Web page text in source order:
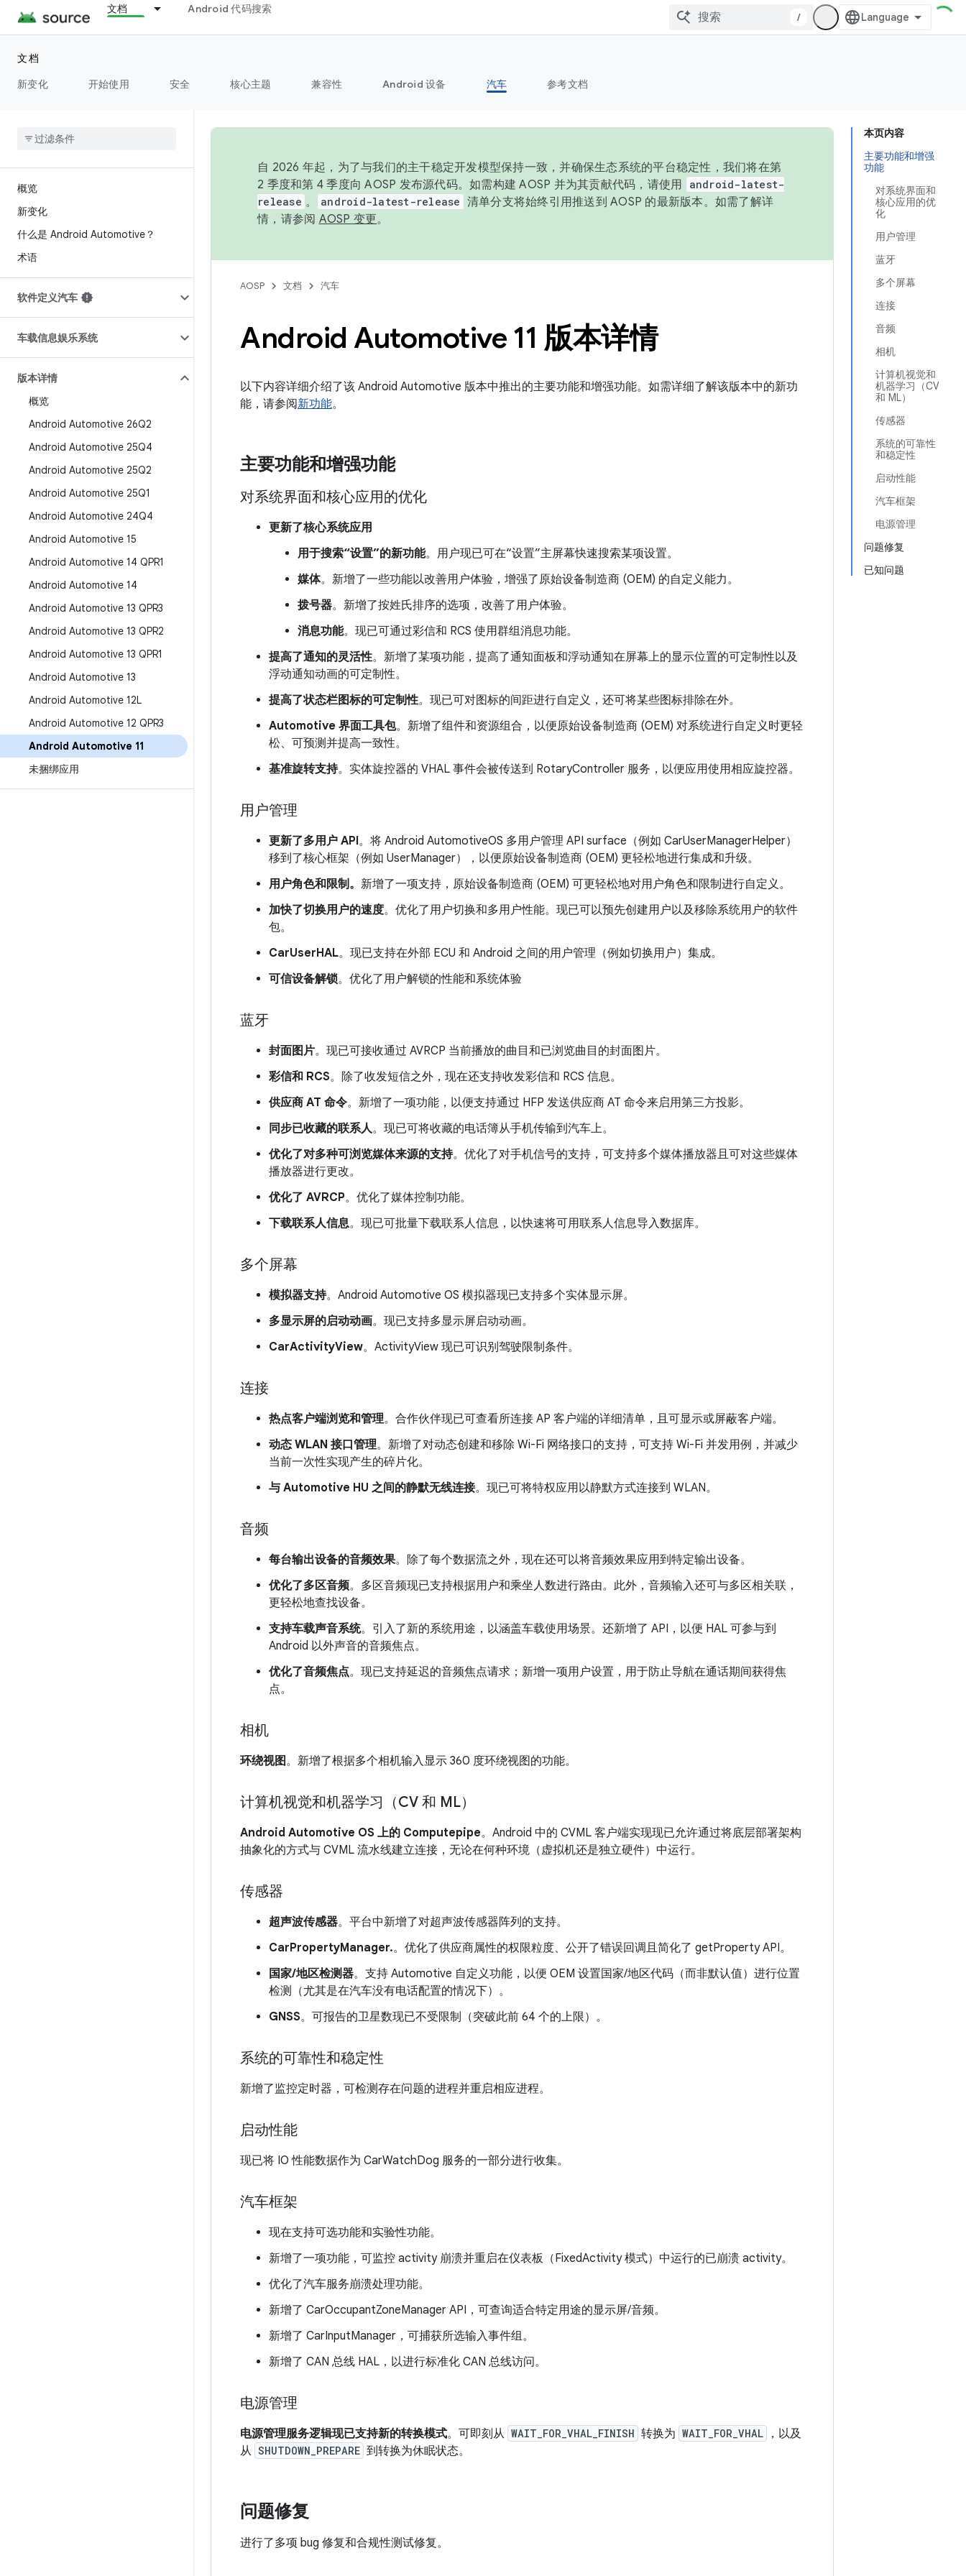
文档 Android 代码搜索
/
文档
新变化
开始使用 安全 核心主题 兼容性 Android 设备 汽车 参考文档
概览
新变化
什么是 Android Automotive？
术语
软件定义汽车
车载信息娱乐系统
版本详情
概览
Android Automotive 26Q2
Android Automotive 25Q4
Android Automotive 25Q2
Android Automotive 25Q1
Android Automotive 24Q4
Android Automotive 15
Android Automotive 14 QPR1
Android Automotive 14
Android Automotive 13 QPR3
Android Automotive 13 QPR2
Android Automotive 13 QPR1
Android Automotive 13
Android Automotive 12L
Android Automotive 12 QPR3
Android Automotive 11
未捆绑应用
本页内容
主要功能和增强
功能
对系统界面和
核心应用的优
化
用户管理
蓝牙
多个屏幕
连接
音频
相机
计算机视觉和
机器学习（CV
和 ML）
传感器
系统的可靠性
和稳定性
启动性能
汽车框架
电源管理
问题修复
已知问题
自 2026 年起，为了与我们的主干稳定开发模型保持一致，并确保生态系统的平台稳定性，我们将在第
2 季度和第 4 季度向 AOSP 发布源代码。如需构建 AOSP 并为其贡献代码，请使用
android-latest-
release 。 android-latest-release 清单分支将始终引用推送到 AOSP 的最新版本。如需了解详
情，请参阅 AOSP 变更。
AOSP 文档 汽车
Android Automotive 11 版本详情
以下内容详细介绍了该 Android Automotive 版本中推出的主要功能和增强功能。如需详细了解该版本中的新功
能，请参阅新功能。
主要功能和增强功能
对系统界面和核心应用的优化
更新了核心系统应用
用于搜索“设置”的新功能。用户现已可在“设置”主屏幕快速搜索某项设置。
媒体。新增了一些功能以改善用户体验，增强了原始设备制造商 (OEM) 的自定义能力。
拨号器。新增了按姓氏排序的选项，改善了用户体验。
消息功能。现已可通过彩信和 RCS 使用群组消息功能。
提高了通知的灵活性。新增了某项功能，提高了通知面板和浮动通知在屏幕上的显示位置的可定制性以及
浮动通知动画的可定制性。
提高了状态栏图标的可定制性。现已可对图标的间距进行自定义，还可将某些图标排除在外。
Automotive 界面工具包。新增了组件和资源组合，以便原始设备制造商 (OEM) 对系统进行自定义时更轻
松、可预测并提高一致性。
基准旋转支持。实体旋控器的 VHAL 事件会被传送到 RotaryController 服务，以便应用使用相应旋控器。
用户管理
更新了多用户 API。将 Android AutomotiveOS 多用户管理 API surface（例如 CarUserManagerHelper）
移到了核心框架（例如 UserManager），以便原始设备制造商 (OEM) 更轻松地进行集成和升级。
用户角色和限制。 新增了一项支持， 原始设备制造商 (OEM) 可更轻松地对用户角色和限制进行自定义。
加快了切换用户的速度。优化了用户切换和多用户性能。现已可以预先创建用户以及移除系统用户的软件
包。
CarUserHAL。现已支持在外部 ECU 和 Android 之间的用户管理（例如切换用户）集成。
可信设备解锁。优化了用户解锁的性能和系统体验
蓝牙
封面图片。现已可接收通过 AVRCP 当前播放的曲目和已浏览曲目的封面图片。
彩信和 RCS。除了收发短信之外，现在还支持收发彩信和 RCS 信息。
供应商 AT 命令。 新增了一项功能，以便支持通过 HFP 发送供应商 AT 命令来启用第三方投影。
同步已收藏的联系人。现已可将收藏的电话簿从手机传输到汽车上。
优化了对多种可浏览媒体来源的支持。优化了对手机信号的支持，可支持多个媒体播放器且可对这些媒体
播放器进行更改。
优化了 AVRCP。优化了媒体控制功能。
下载联系人信息。现已可批量下载联系人信息，以快速将可用联系人信息导入数据库。
多个屏幕
模拟器支持。Android Automotive OS 模拟器现已支持多个实体显示屏。
多显示屏的启动动画。现已支持多显示屏启动动画。
CarActivityView。ActivityView 现已可识别驾驶限制条件。
连接
热点客户端浏览和管理。合作伙伴现已可查看所连接 AP 客户端的详细清单，且可显示或屏蔽客户端。
动态 WLAN 接口管理。新增了对动态创建和移除 Wi-Fi 网络接口的支持，可支持 Wi-Fi 并发用例，并减少
当前一次性实现产生的碎片化。
与 Automotive HU 之间的静默无线连接。现已可将特权应用以静默方式连接到 WLAN。
音频
每台输出设备的音频效果。除了每个数据流之外，现在还可以将音频效果应用到特定输出设备。
优化了多区音频。多区音频现已支持根据用户和乘坐人数进行路由。此外，音频输入还可与多区相关联，
更轻松地查找设备。
支持车载声音系统。引入了新的系统用途，以涵盖车载使用场景。还新增了 API，以便 HAL 可参与到
Android 以外声音的音频焦点。
优化了音频焦点。现已支持延迟的音频焦点请求；新增一项用户设置，用于防止导航在通话期间获得焦
点。
相机
环绕视图。新增了根据多个相机输入显示 360 度环绕视图的功能。
计算机视觉和机器学习（CV 和 ML）
Android Automotive OS 上的 Computepipe。Android 中的 CVML 客户端实现现已允许通过将底层部署架构
抽象化的方式与 CVML 流水线建立连接，无论在何种环境（虚拟机还是独立硬件）中运行。
传感器
超声波传感器。平台中新增了对超声波传感器阵列的支持。
CarPropertyManager.。优化了供应商属性的权限粒度、公开了错误回调且简化了 getProperty API。
国家/地区检测器。支持 Automotive 自定义功能，以便 OEM 设置国家/地区代码（而非默认值）进行位置
检测（尤其是在汽车没有电话配置的情况下）。
GNSS。可报告的卫星数现已不受限制（突破此前 64 个的上限）。
系统的可靠性和稳定性
新增了监控定时器，可检测存在问题的进程并重启相应进程。
启动性能
现已将 IO 性能数据作为 CarWatchDog 服务的一部分进行收集。
汽车框架
现在支持可选功能和实验性功能。
新增了一项功能，可监控 activity 崩溃并重启在仪表板（FixedActivity 模式）中运行的已崩溃 activity。
优化了汽车服务崩溃处理功能。
新增了 CarOccupantZoneManager API，可查询适合特定用途的显示屏/音频。
新增了 CarInputManager，可捕获所选输入事件组。
新增了 CAN 总线 HAL，以进行标准化 CAN 总线访问。
电源管理
电源管理服务逻辑现已支持新的转换模式。可即刻从 WAIT_FOR_VHAL_FINISH 转换为 WAIT_FOR_VHAL
，以及
从 SHUTDOWN_PREPARE 到转换为休眠状态。
问题修复
进行了多项 bug 修复和合规性测试修复。